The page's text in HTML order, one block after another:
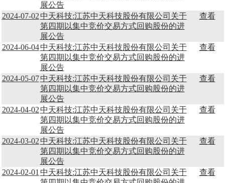
展公告
2024-07-02 中天科技:江苏中天科技股份有限公司关于
第四期以集中竞价交易方式回购股份的进
展公告
查看
2024-06-04 中天科技:江苏中天科技股份有限公司关于
第四期以集中竞价交易方式回购股份的进
展公告
查看
2024-05-07 中天科技:江苏中天科技股份有限公司关于
第四期以集中竞价交易方式回购股份的进
展公告
查看
2024-04-02 中天科技:江苏中天科技股份有限公司关于
第四期以集中竞价交易方式回购股份的进
展公告
查看
2024-03-02 中天科技:江苏中天科技股份有限公司关于
第四期以集中竞价交易方式回购股份的进
展公告
查看
2024-02-01 中天科技:江苏中天科技股份有限公司关于
查看